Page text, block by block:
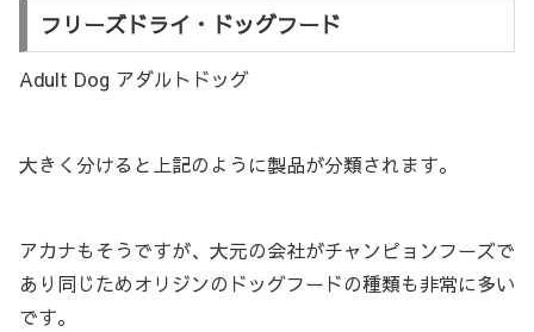
フリーズドライ・ドッグフード
Adult Dog アダルトドッグ
大きく分けると上記のように製品が分類されます。
アカナもそうですが、大元の会社がチャンピョンフーズで
あり同じためオリジンのドッグフードの種類も非常に多い
です。